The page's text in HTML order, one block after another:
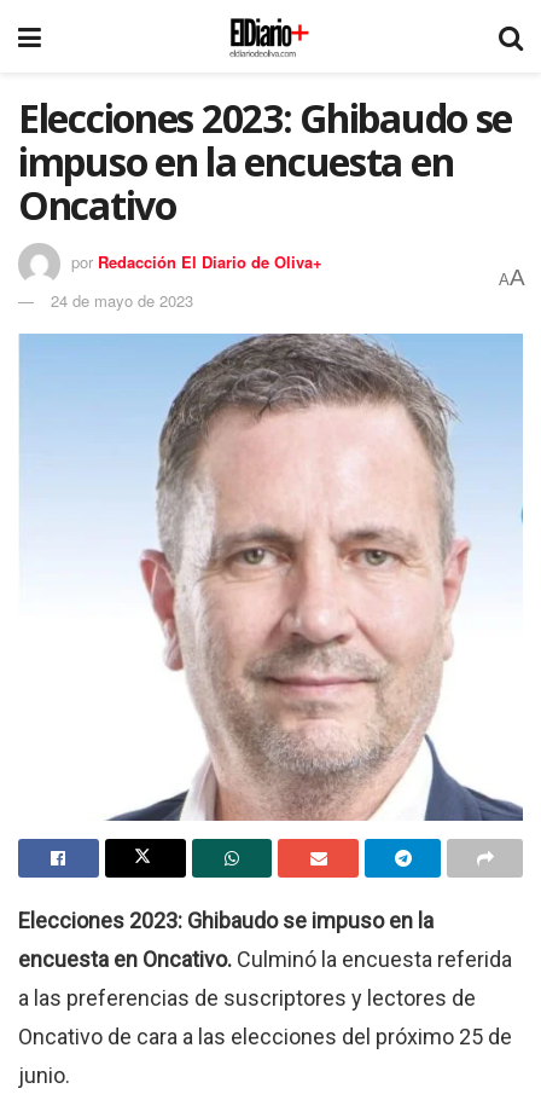
Elecciones 2023: Ghibaudo se
impuso en la encuesta en
Oncativo
por Redacción El Diario de Oliva+
24 de mayo de 2023
AA
Elecciones 2023: Ghibaudo se impuso en la
encuesta en Oncativo. Culminó la encuesta referida
a las preferencias de suscriptores y lectores de
Oncativo de cara a las elecciones del próximo 25 de
junio.